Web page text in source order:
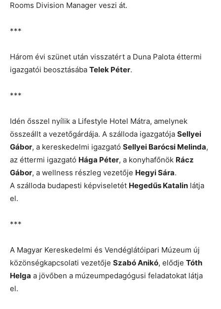
Rooms Division Manager veszi át.
***
Három évi szünet után visszatért a Duna Palota éttermi
igazgatói beosztásába Telek Péter.
***
Idén ősszel nyílik a Lifestyle Hotel Mátra, amelynek
összeállt a vezetőgárdája. A szálloda igazgatója Sellyei
Gábor, a kereskedelmi igazgató Sellyei Barócsi Melinda,
az éttermi igazgató Hága Péter, a konyhafőnök Rácz
Gábor, a wellness részleg vezetője Hegyi Sára.
A szálloda budapesti képviseletét Hegedűs Katalin látja
el.
***
A Magyar Kereskedelmi és Vendéglátóipari Múzeum új
közönségkapcsolati vezetője Szabó Anikó, elődje Tóth
Helga a jövőben a múzeumpedagógusi feladatokat látja
el.